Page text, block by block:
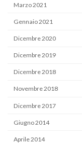
Marzo 2021
Gennaio 2021
Dicembre 2020
Dicembre 2019
Dicembre 2018
Novembre 2018
Dicembre 2017
Giugno 2014
Aprile 2014